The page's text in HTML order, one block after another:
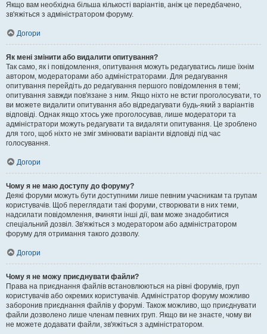
Якщо вам необхідна більша кількості варіантів, аніж це передбачено,
зв'яжіться з адміністратором форуму.
Догори
Як мені змінити або видалити опитування?
Так само, як і повідомлення, опитування можуть редагуватись лише їхнім
автором, модераторами або адміністраторами. Для редагування
опитування перейдіть до редагування першого повідомлення в темі;
опитування завжди пов'язане з ним. Якщо ніхто не встиг проголосувати, то
ви можете видалити опитування або відредагувати будь-який з варіантів
відповіді. Однак якщо хтось уже проголосував, лише модератори та
адміністратори можуть редагувати та видаляти опитування. Це зроблено
для того, щоб ніхто не зміг змінювати варіанти відповіді під час
голосування.
Догори
Чому я не маю доступу до форуму?
Деякі форуми можуть бути доступними лише певним учасникам та групам
користувачів. Щоб переглядати такі форуми, створювати в них теми,
надсилати повідомлення, вчиняти інші дії, вам може знадобитися
спеціальний дозвіл. Зв'яжіться з модератором або адміністратором
форуму для отримання такого дозволу.
Догори
Чому я не можу приєднувати файли?
Права на приєднання файлів встановлюються на рівні форумів, груп
користувачів або окремих користувачів. Адміністратор форуму можливо
заборонив приєднання файлів у форумі. Також можливо, що приєднувати
файли дозволено лише членам певних груп. Якщо ви не знаєте, чому ви
не можете додавати файли, зв'яжіться з адміністратором.